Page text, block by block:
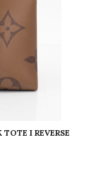
I REVERSE